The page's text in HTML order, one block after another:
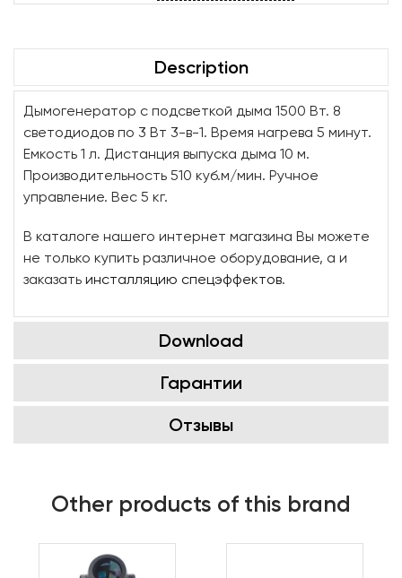
Description
Дымогенератор с подсветкой дыма 1500 Вт. 8
светодиодов по 3 Вт 3-в-1. Время нагрева 5 минут.
Емкость 1 л. Дистанция выпуска дыма 10 м.
Производительность 510 куб.м/мин. Ручное
управление. Вес 5 кг.
В каталоге нашего интернет магазина Вы можете
не только купить различное оборудование, а и
заказать инсталляцию спецэффектов.
Download
Гарантии
Отзывы
Other products of this brand